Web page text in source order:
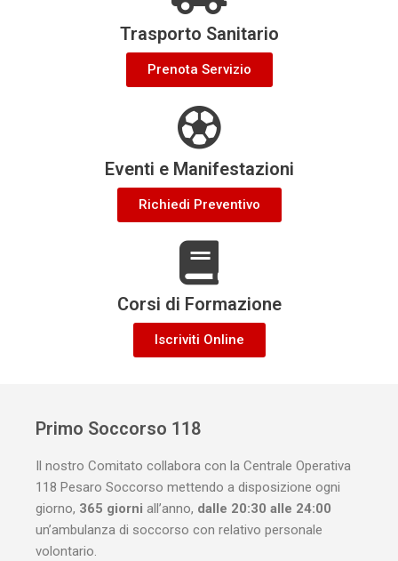
Trasporto Sanitario
Prenota Servizio
Eventi e Manifestazioni
Richiedi Preventivo
Corsi di Formazione
Iscriviti Online
Primo Soccorso 118
Il nostro Comitato collabora con la Centrale Operativa
118 Pesaro Soccorso mettendo a disposizione ogni
giorno, 365 giorni all’anno, dalle 20:30 alle 24:00
un’ambulanza di soccorso con relativo personale
volontario.